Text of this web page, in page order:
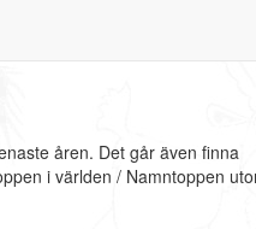
åren. Det går även finna
i världen / Namntoppen